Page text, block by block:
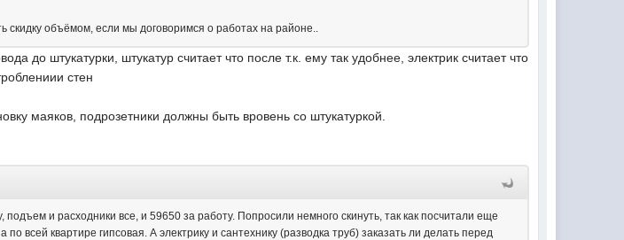
скидку объёмом, если мы договоримся о работах на районе..
до штукатурки, штукатур считает что после т.к. ему так удобнее, электрик считает что
стен
маяков, подрозетники должны быть вровень со штукатуркой.
и расходники все, и 59650 за работу. Попросили немного скинуть, так как посчитали еще
всей квартире гипсовая. А электрику и сантехнику (разводка труб) заказать ли делать перед